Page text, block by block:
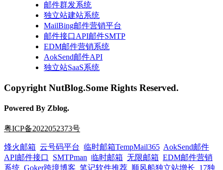
邮件群发系统
独立站建站系统
MailBing邮件营销平台
邮件接口API邮件SMTP
EDM邮件营销系统
AokSend邮件API
独立站SaaS系统
Copyright NutBlog.Some Rights Reserved.
Powered By Zblog.
粤ICP备2022052373号
烽火邮箱 云号码平台 临时邮箱TempMail365 AokSend邮件
API邮件接口
SMTPman 临时邮箱 无限邮箱 EDM邮件营销
系统 Goker跨境博客 笔记软件推荐 顺风船独立站增长 17独